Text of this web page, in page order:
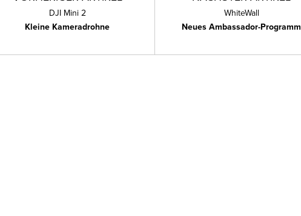
DJI Mini 2
Kleine Kameradrohne
WhiteWall
Neues Ambassador-Programm